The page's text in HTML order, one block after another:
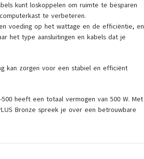
kunt loskoppelen om ruimte te besparen
te verbeteren.
voeding op het wattage en de efficiëntie, en
het type aansluitingen en kabels dat je
kan zorgen voor een stabiel en efficiënt
500 heeft een totaal vermogen van 500 W. Met
Bronze spreek je over een betrouwbare